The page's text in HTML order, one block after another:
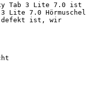
Tab 3 Lite 7.0 ist
Lite 7.0 Hörmuschel
defekt ist, wir